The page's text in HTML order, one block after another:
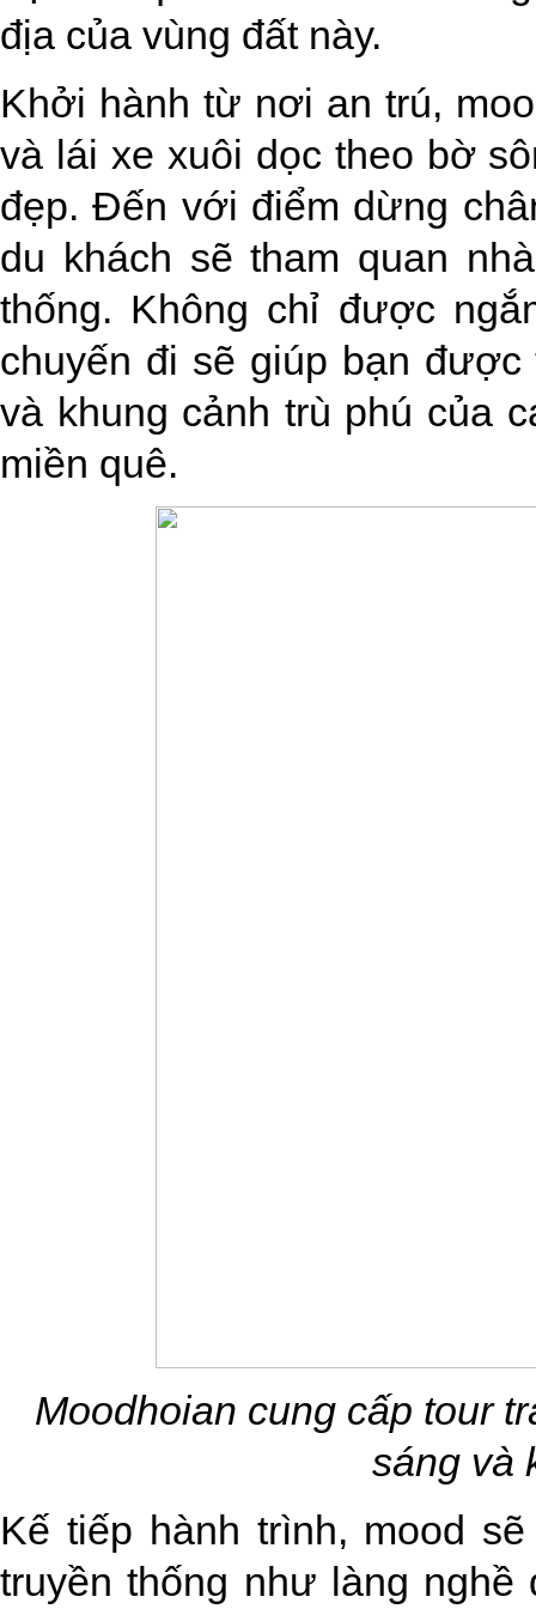
địa của vùng đất này.
Khởi hành từ nơi an trú,
và lái xe xuôi dọc theo bờ
đẹp. Đến với điểm dừng
du khách sẽ tham quan
thống. Không chỉ được
chuyến đi sẽ giúp bạn
và khung cảnh trù phú của
miền quê.
Moodhoian cung cấp tour
sáng và
Kế tiếp hành trình, mood
truyền thống như làng